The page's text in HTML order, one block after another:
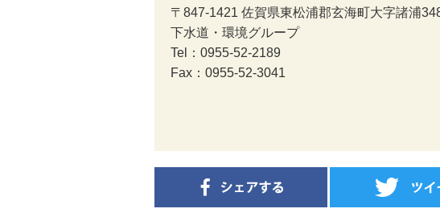
〒847-1421 佐賀県東松浦郡玄海町大字諸浦
下水道・環境グループ
Tel：0955-52-2189
Fax：0955-52-3041